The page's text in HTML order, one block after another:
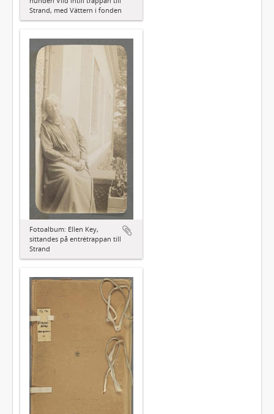
Strand, med Vättern i fonden
Fotoalbum: Ellen Key,
sittandes på entrétrappan till
Strand